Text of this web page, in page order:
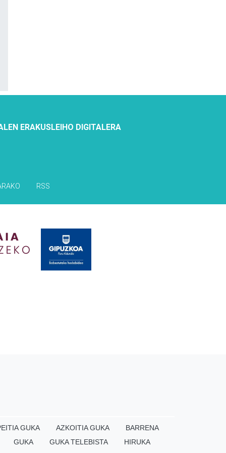
ERAKUSLEIHO DIGITALERA
RSS
GUKA AZKOITIA GUKA
BARRENA
GUKA GUKA TELEBISTA
HIRUKA